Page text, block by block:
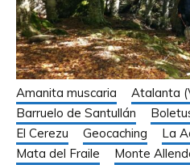
Amanita muscaria
Atalanta
Barruelo de Santullán
El Cerezu
Geocaching La
Mata del Fraile
Monte